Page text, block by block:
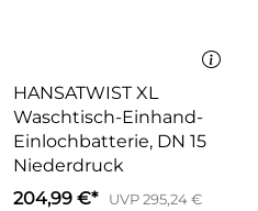
HANSATWIST XL
Waschtisch-Einhand-
Einlochbatterie, DN 15
Niederdruck
204,99 €*
UVP 295,24 €